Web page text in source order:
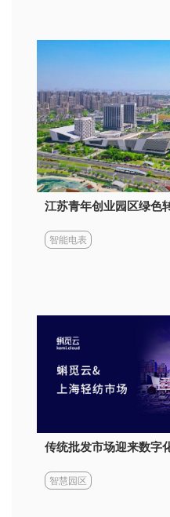
江苏青年创业园区绿色
智能电表
智慧园区